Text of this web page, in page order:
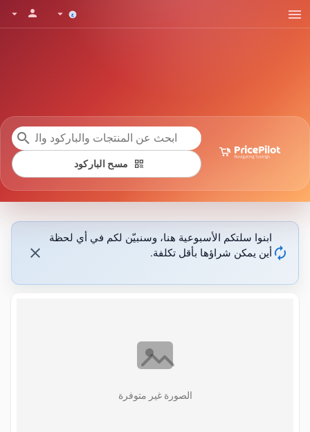
menu
arrow_drop_down
person
arrow_drop_down
search
qr_code مسح الباركود
autorenew
ابنوا سلتكم الأسبوعية هنا، وسنبيّن لكم في أي لحظة
أين يمكن شراؤها بأقل تكلفة.
close
الصورة غير متوفرة